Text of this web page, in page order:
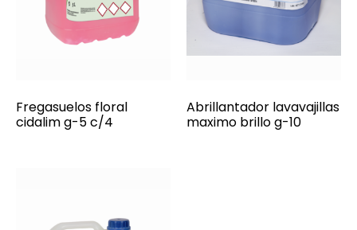
Fregasuelos floral
cidalim g-5 c/4
Abrillantador lavavajillas
maximo brillo g-10